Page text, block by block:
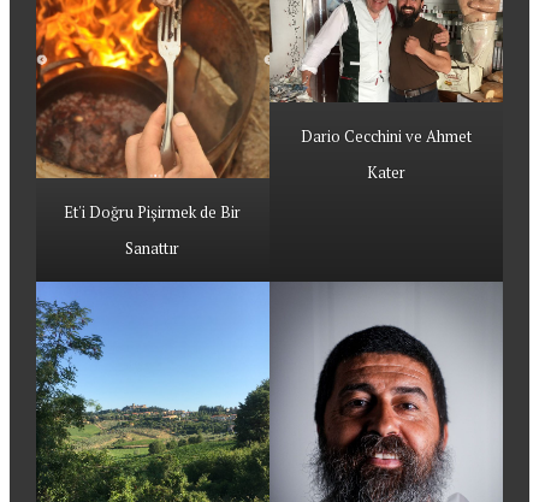
Et'i Doğru Pişirmek de Bir
Sanattır
Dario Cecchini ve Ahmet
Kater